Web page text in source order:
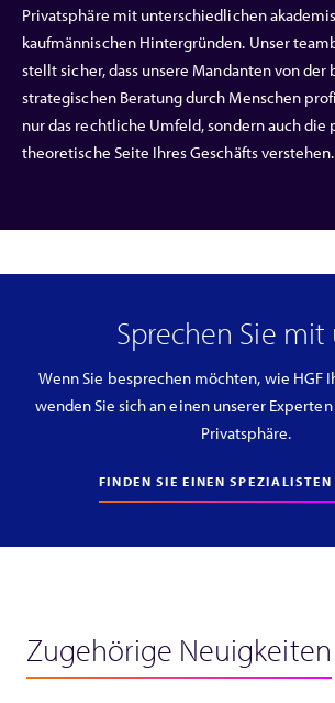
Privatsphäre mit unterschiedlichen
kaufmännischen Hintergründen. Unser
stellt sicher, dass unsere Mandanten von der
strategischen Beratung durch Menschen
nur das rechtliche Umfeld, sondern auch die
theoretische Seite Ihres Geschäfts verstehen.
Sprechen Sie mit
Wenn Sie besprechen möchten, wie HGF
wenden Sie sich an einen unserer
Privatsphäre.
FINDEN SIE EINEN SPEZIALISTEN
Zugehörige Neuigkeiten